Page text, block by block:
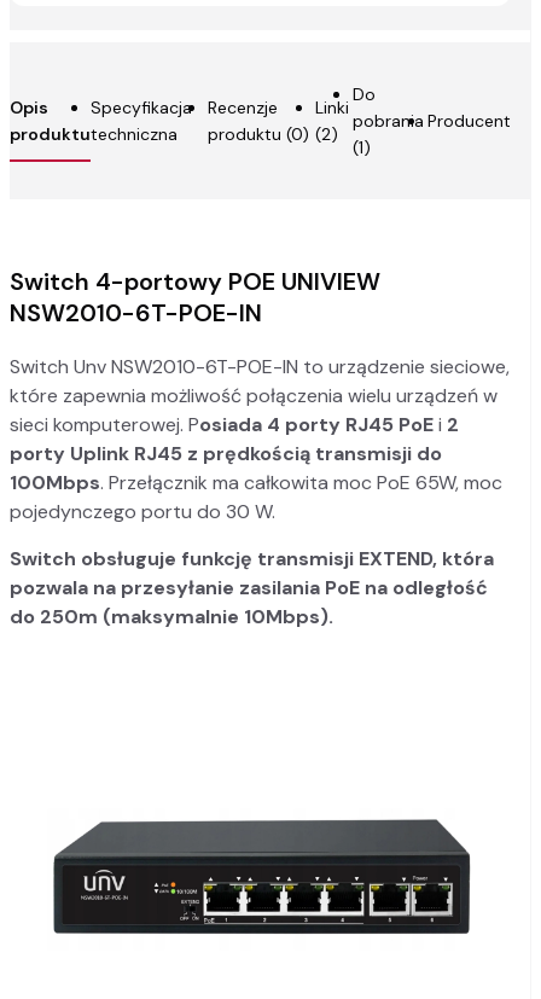
Opis
produktu
Linki
(2)
Do
pobrania
(1)
Specyfikacja
techniczna
Producent
Recenzje
produktu (0)
Switch 4-portowy POE UNIVIEW
NSW2010-6T-POE-IN
Switch Unv NSW2010-6T-POE-IN to urządzenie sieciowe,
które zapewnia możliwość połączenia wielu urządzeń w
sieci komputerowej. Posiada 4 porty RJ45 PoEi 2
porty Uplink RJ45 z prędkością transmisji do
100Mbps. Przełącznik ma całkowita moc PoE 65W, moc
pojedynczego portu do 30 W.
Switch obsługuje funkcję transmisji EXTEND, która
pozwala na przesyłanie zasilania PoE na odległość
do 250m (maksymalnie 10Mbps).